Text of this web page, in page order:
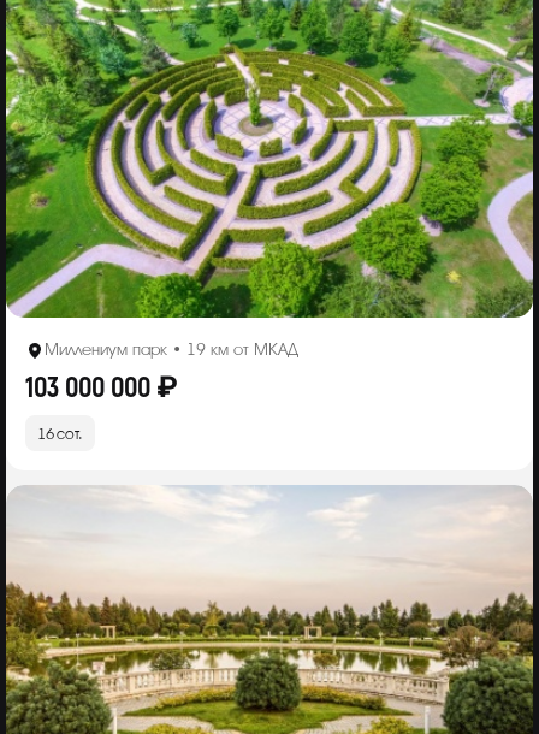
Миллениум парк • 19 км от МКАД
103 000 000 ₽
16 сот.